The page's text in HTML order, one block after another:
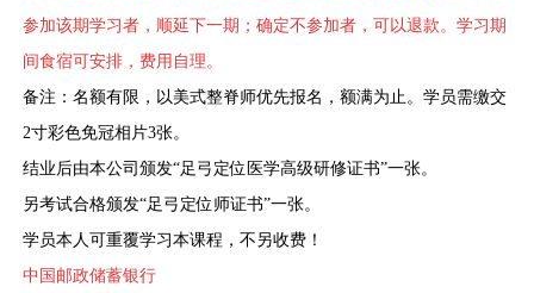
参加该期学习者，顺延下一期；确定不参加者，可以退款。 学习期
间食宿可安排，费用自理。
备注：名额有限，以美式整脊师优先报名，额满为止。学员需缴交
2寸彩色免冠相片3张。
结业后由本公司颁发“足弓定位医学高级研修证书”一张。
另考试合格颁发“足弓定位师证书”一张。
学员本人可重覆学习本课程，不另收费！
中国邮政储蓄银行